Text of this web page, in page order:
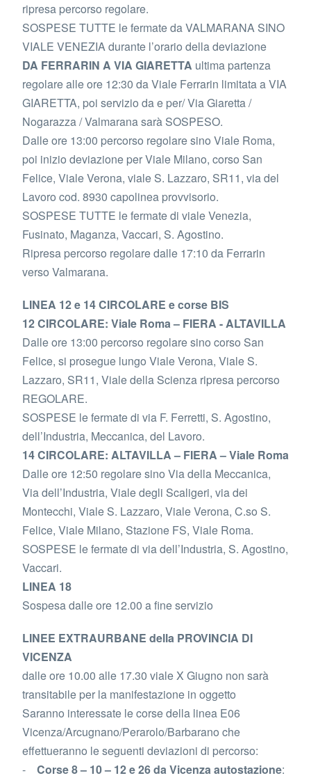
ripresa percorso regolare.
SOSPESE TUTTE le fermate da VALMARANA SINO
VIALE VENEZIA durante l’orario della deviazione
DA FERRARIN A VIA GIARETTA ultima partenza
regolare alle ore 12:30 da Viale Ferrarin limitata a VIA
GIARETTA, poi servizio da e per/ Via Giaretta /
Nogarazza / Valmarana sarà SOSPESO.
Dalle ore 13:00 percorso regolare sino Viale Roma,
poi inizio deviazione per Viale Milano, corso San
Felice, Viale Verona, viale S. Lazzaro, SR11, via del
Lavoro cod. 8930 capolinea provvisorio.
SOSPESE TUTTE le fermate di viale Venezia,
Fusinato, Maganza, Vaccari, S. Agostino.
Ripresa percorso regolare dalle 17:10 da Ferrarin
verso Valmarana.
LINEA 12 e 14 CIRCOLARE e corse BIS
12 CIRCOLARE: Viale Roma – FIERA - ALTAVILLA
Dalle ore 13:00 percorso regolare sino corso San
Felice, si prosegue lungo Viale Verona, Viale S.
Lazzaro, SR11, Viale della Scienza ripresa percorso
REGOLARE.
SOSPESE le fermate di via F. Ferretti, S. Agostino,
dell’Industria, Meccanica, del Lavoro.
14 CIRCOLARE: ALTAVILLA – FIERA – Viale Roma
Dalle ore 12:50 regolare sino Via della Meccanica,
Via dell’Industria, Viale degli Scaligeri, via dei
Montecchi, Viale S. Lazzaro, Viale Verona, C.so S.
Felice, Viale Milano, Stazione FS, Viale Roma.
SOSPESE le fermate di via dell’Industria, S. Agostino,
Vaccari.
LINEA 18
Sospesa dalle ore 12.00 a fine servizio
LINEE EXTRAURBANE della PROVINCIA DI
VICENZA
dalle ore 10.00 alle 17.30 viale X Giugno non sarà
transitabile per la manifestazione in oggetto
Saranno interessate le corse della linea E06
Vicenza/Arcugnano/Perarolo/Barbarano che
effettueranno le seguenti deviazioni di percorso:
- Corse 8 – 10 – 12 e 26 da Vicenza autostazione: